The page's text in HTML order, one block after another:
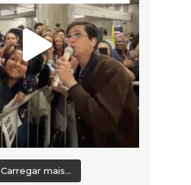
Carregar mais...